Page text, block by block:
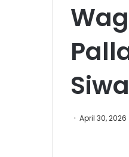
April 30, 2026